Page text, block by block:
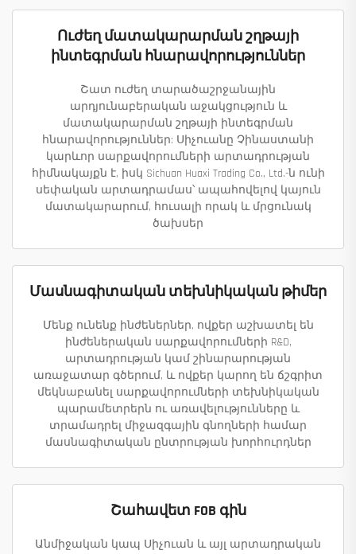
Ուժեղ մատակարարման շղթայի
ինտեգրման հնարավորություններ
Շատ ուժեղ տարածաշրջանային
արդյունաբերական աջակցություն և
մատակարարման շղթայի ինտեգրման
հնարավորություններ: Սիչուանը Չինաստանի
կարևոր սարքավորումների արտադրության
հիմնակայքն է, իսկ Sichuan Huaxi Trading Co., Ltd.-ն ունի
սեփական արտադրամաս՝ ապահովելով կայուն
մատակարարում, հուսալի որակ և մրցունակ
ծախսեր
Մասնագիտական տեխնիկական թիմեր
Մենք ունենք ինժեներներ, ովքեր աշխատել են
ինժեներական սարքավորումների R&D,
արտադրության կամ շինարարության
առաջատար գծերում, և ովքեր կարող են ճշգրիտ
մեկնաբանել սարքավորումների տեխնիկական
պարամետրերն ու առավելությունները և
տրամադրել միջազգային գնողների համար
մասնագիտական ընտրության խորհուրդներ
Շահավետ FOB գին
Անմիջական կապ Սիչուան և այլ արտադրական